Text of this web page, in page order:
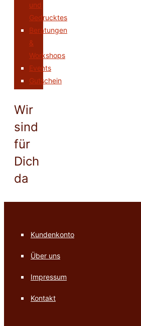
und
Gedrucktes
Beratungen
&
Workshops
Events
Gutschein
Wir
sind
für
Dich
da
Kundenkonto
Über uns
Impressum
Kontakt